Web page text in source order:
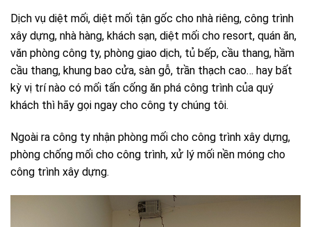
Dịch vụ diệt mối, diệt mối tận gốc cho nhà riêng, công trình
xây dựng, nhà hàng, khách sạn, diệt mối cho resort, quán ăn,
văn phòng công ty, phòng giao dịch, tủ bếp, cầu thang, hầm
cầu thang, khung bao cửa, sàn gỗ, trần thạch cao… hay bất
kỳ vị trí nào có mối tấn cống ăn phá công trình của quý
khách thì hãy gọi ngay cho công ty chúng tôi.
Ngoài ra công ty nhận phòng mối cho công trình xây dựng,
phòng chống mối cho công trình, xử lý mối nền móng cho
công trình xây dựng.